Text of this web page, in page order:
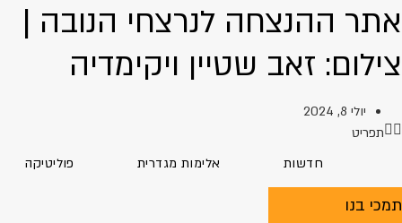
אתר ההנצחה לנרצחי הנובה |
צילום: זאב שטיין ויקימדיה
יולי 8, 2024
תפריט
חדשות
אלימות מגדרית פוליטיקה
תמכי בנו